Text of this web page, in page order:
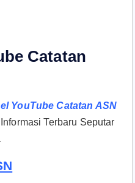
Catatan
YouTube Catatan ASN
Terbaru Seputar